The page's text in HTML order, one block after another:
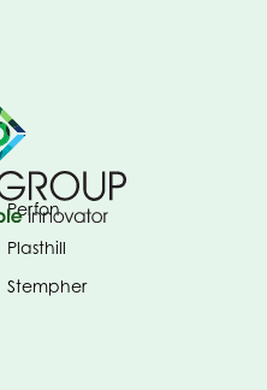
Perfon
Plasthill
Stempher